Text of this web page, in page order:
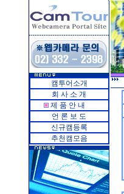
캠투어소개
회 사 소 개
제 품 안 내
언 론 보 도
신규캠등록
추천캠모음